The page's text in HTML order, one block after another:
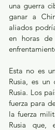
una guerra
ganar a
aliados
en horas de
Esta no es
Rusia, es un
Rusia. Los
fuerza para
la fuerza
Rusia que,